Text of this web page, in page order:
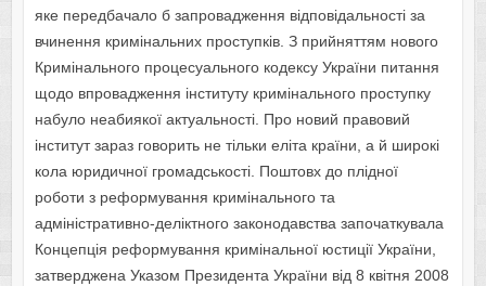
яке передбачало б запровадження відповідальності за
вчинення кримінальних проступків. З прийняттям нового
Кримінального процесуального кодексу України питання
щодо впровадження інституту кримінального проступку
набуло неабиякої актуальності. Про новий правовий
інститут зараз говорить не тільки еліта країни, а й широкі
кола юридичної громадськості. Поштовх до плідної
роботи з реформування кримінального та
адміністративно-деліктного законодавства започаткувала
Концепція реформування кримінальної юстиції України,
затверджена Указом Президента України від 8 квітня 2008